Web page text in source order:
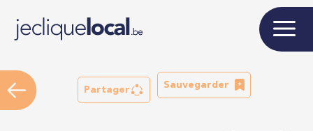
Partager
Sauvegarder